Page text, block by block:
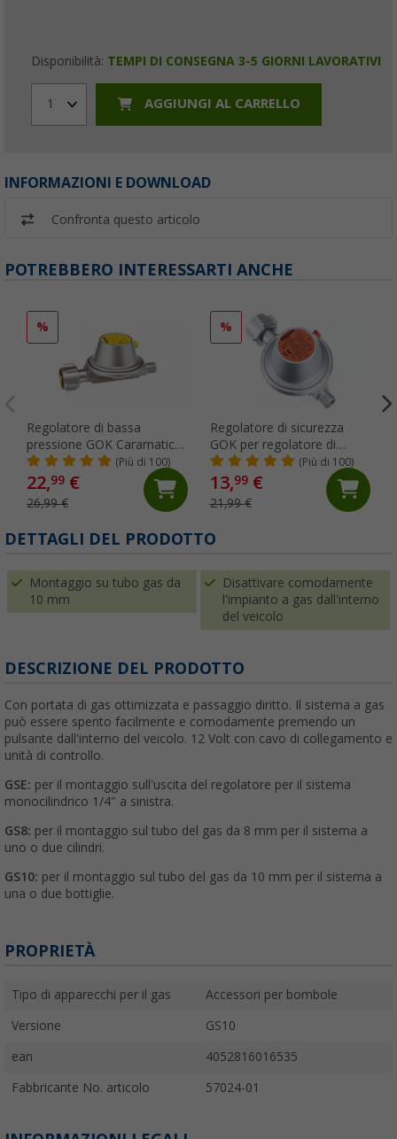
Disponibilità: TEMPI DI CONSEGNA 3-5 GIORNI LAVORATIVI
1 AGGIUNGI AL CARRELLO
INFORMAZIONI E DOWNLOAD
Confronta questo articolo
POTREBBERO INTERESSARTI ANCHE
%
Regolatore di bassa
pressione GOK Caramatic
BasicOne 30 mbar senza
manometro 0,8 kg/h
(Più di 100)
22,99 €
26,99 €
%
Regolatore di sicurezza
GOK per regolatore di
pressione del gas per
veicoli 50 mbar
(Più di 100)
13,99€
21,99 €
DETTAGLI DEL PRODOTTO
Montaggio su tubo gas da
10 mm
Disattivare comodamente
l'impianto a gas dall'interno
del veicolo
DESCRIZIONE DEL PRODOTTO
Con portata di gas ottimizzata e passaggio diritto. Il sistema a gas
può essere spento facilmente e comodamente premendo un
pulsante dall'interno del veicolo. 12 Volt con cavo di collegamento e
unità di controllo.
GSE: per il montaggio sull'uscita del regolatore per il sistema
monocilindrico 1/4" a sinistra.
GS8: per il montaggio sul tubo del gas da 8 mm per il sistema a
uno o due cilindri.
GS10: per il montaggio sul tubo del gas da 10 mm per il sistema a
una o due bottiglie.
PROPRIETÀ
Tipo di apparecchi per il gas Accessori per bombole
Versione GS10
ean 4052816016535
Fabbricante No. articolo 57024-01